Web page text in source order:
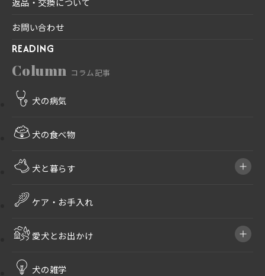
お問い合わせ
READING
Column コラム記事
犬の病気
犬の食べ物
犬と暮らす
ケア・お手入れ
愛犬とお出かけ
犬の雑学